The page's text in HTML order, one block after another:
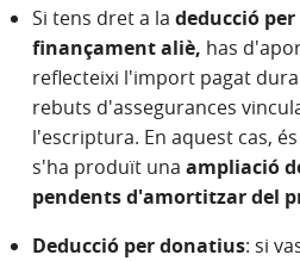
Si tens dret a la deducció
finançament aliè, has
reflecteixi l'import pagat
rebuts d'assegurances
l'escriptura. En aquest cas,
s'ha produït una ampliació
pendents d'amortitzar del
Deducció per donatius: si